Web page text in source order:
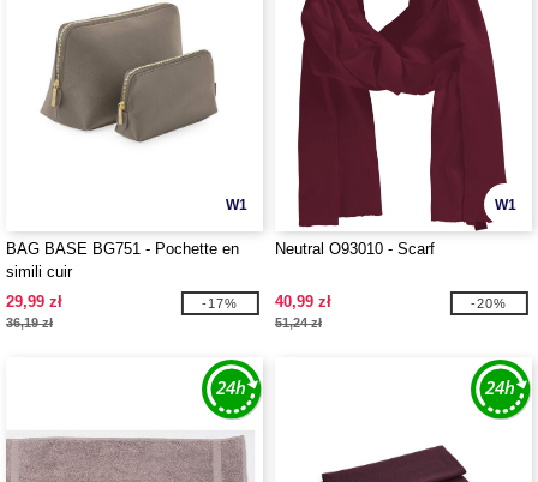
W1
BAG BASE BG751 - Pochette en
simili cuir
29,99 zł
36,19 zł
-17%
W1
Neutral O93010 - Scarf
40,99 zł
51,24 zł
-20%